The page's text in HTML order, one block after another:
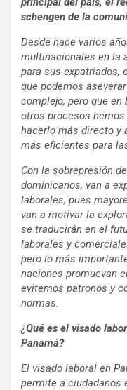
schengen de la
Desde hace varios
multinacionales en la
para sus expatriados,
que podemos
complejo, pero que
otros procesos
hacerlo más directo y
más eficientes para
Con la sobrepresión
dominicanos, van a
laborales, pues
van a motivar la
se traducirán en el
laborales y
pero lo más
naciones promuevan
evitemos patronos y
normas.
¿Qué es el visado
Panamá?
El visado laboral en
permite a ciudadanos